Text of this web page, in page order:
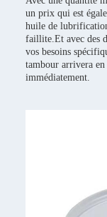
un prix qui est
huile de
faillite.Et avec des
vos besoins
tambour arrivera
immédiatement.